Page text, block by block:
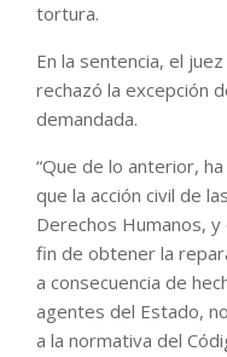
tortura.
En la sentencia, el
rechazó la excepción
demandada.
“Que de lo anterior,
que la acción civil de
Derechos Humanos,
fin de obtener la
a consecuencia de
agentes del Estado,
a la normativa del